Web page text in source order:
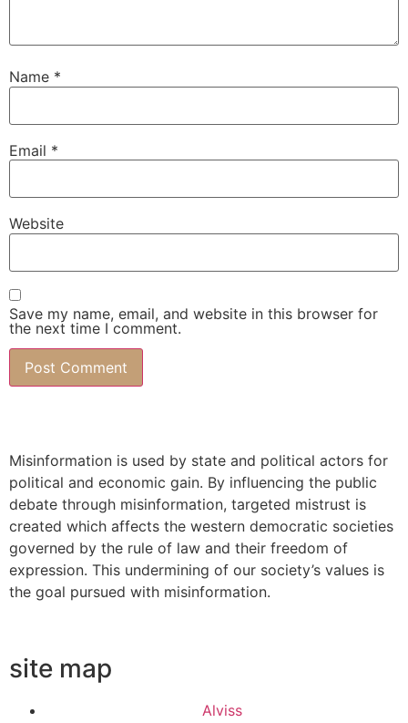
Name *
Email *
Website
Save my name, email, and website in this browser for
the next time I comment.
Misinformation is used by state and political actors for
political and economic gain. By influencing the public
debate through misinformation, targeted mistrust is
created which affects the western democratic societies
governed by the rule of law and their freedom of
expression. This undermining of our society’s values ​​is
the goal pursued with misinformation.
site map
Alviss